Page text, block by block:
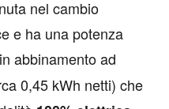
nel cambio
e ha una potenza
in abbinamento ad
0,45 kWh netti) che